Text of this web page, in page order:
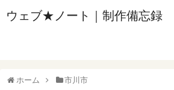
ウェブ★ノート｜制作備忘録
ホーム 市川市